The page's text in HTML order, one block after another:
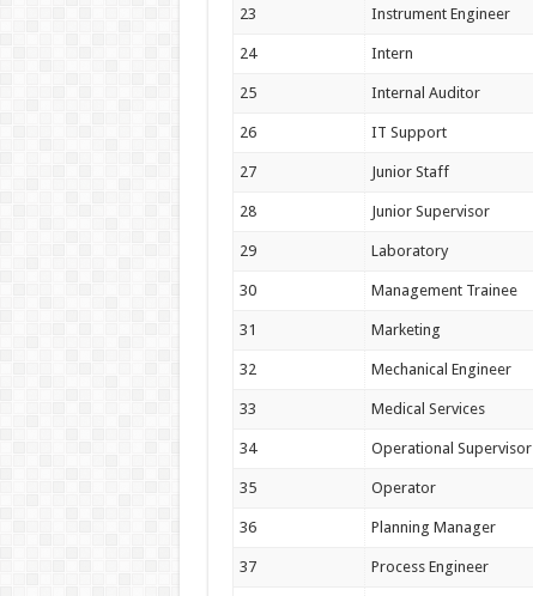
23 Instrument Engineer
24 Intern
25 Internal Auditor
26 IT Support
27 Junior Staff
28 Junior Supervisor
29 Laboratory
30 Management Trainee
31 Marketing
32 Mechanical Engineer
33 Medical Services
34 Operational Supervisor
35 Operator
36 Planning Manager
37 Process Engineer